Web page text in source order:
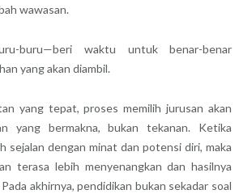
wawasan.
buru—beri waktu untuk benar-benar
yang akan diambil.
yang tepat, proses memilih jurusan akan
yang bermakna, bukan tekanan. Ketika
sejalan dengan minat dan potensi diri, maka
terasa lebih menyenangkan dan hasilnya
akhirnya, pendidikan bukan sekadar soal